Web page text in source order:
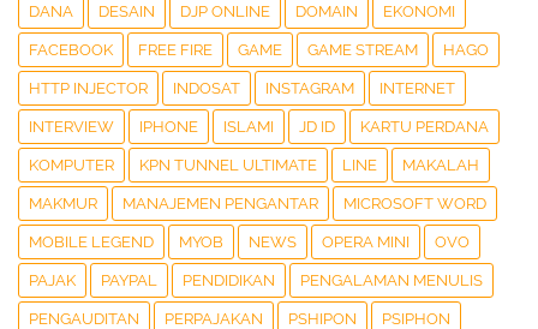
DANA DESAIN DJP ONLINE DOMAIN EKONOMI
FACEBOOK FREE FIRE GAME GAME STREAM HAGO
HTTP INJECTOR INDOSAT INSTAGRAM INTERNET
INTERVIEW IPHONE ISLAMI JD ID KARTU PERDANA
KOMPUTER KPN TUNNEL ULTIMATE LINE MAKALAH
MAKMUR MANAJEMEN PENGANTAR MICROSOFT WORD
MOBILE LEGEND MYOB NEWS OPERA MINI OVO
PAJAK PAYPAL PENDIDIKAN PENGALAMAN MENULIS
PENGAUDITAN PERPAJAKAN PSHIPON PSIPHON